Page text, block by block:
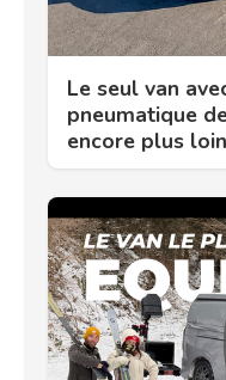
Le seul van
pneumatique
encore plus